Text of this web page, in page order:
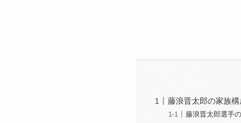
藤浪晋太郎の家族構
藤浪晋太郎選手